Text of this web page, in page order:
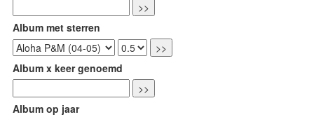
Album met sterren
Album x keer genoemd
Album op jaar